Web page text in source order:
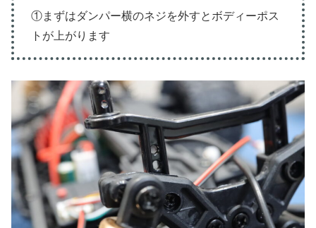
①まずはダンパー横のネジを外すとボディーポス
トが上がります